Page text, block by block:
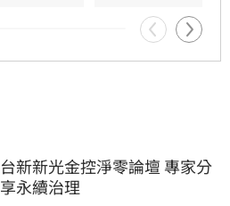
台新新光金控淨零論壇 專家分
享永續治理